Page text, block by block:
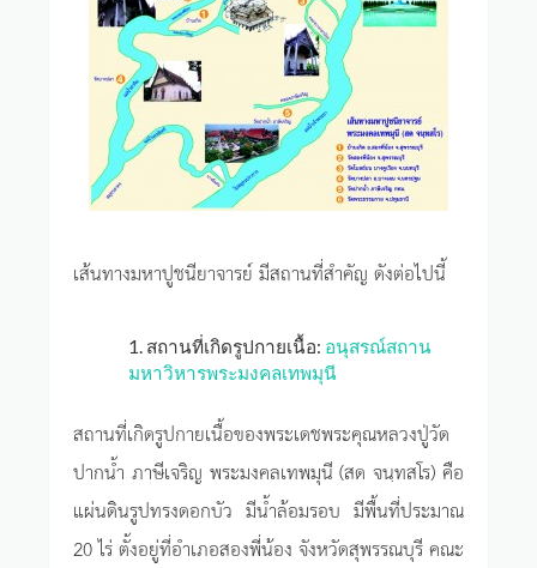
เส้นทางมหาปูชนียาจารย์ มีสถานที่สำคัญ ดังต่อไปนี้
1. สถานที่เกิดรูปกายเนื้อ: อนุสรณ์สถาน
มหาวิหารพระมงคลเทพมุนี
สถานที่เกิดรูปกายเนื้อของพระเดชพระคุณหลวงปู่วัด
ปากน้ำ ภาษีเจริญ พระมงคลเทพมุนี (สด จนฺทสโร) คือ
แผ่นดินรูปทรงดอกบัว มีน้ำล้อมรอบ มีพื้นที่ประมาณ
20 ไร่ ตั้งอยู่ที่อำเภอสองพี่น้อง จังหวัดสุพรรณบุรี คณะ